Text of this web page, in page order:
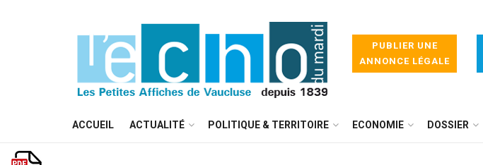
PUBLIER UNE
ANNONCE LÉGALE
ACCUEIL ACTUALITÉ POLITIQUE & TERRITOIRE ECONOMIE DOSSIER